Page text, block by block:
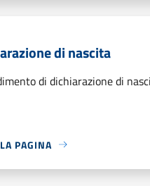
di nascita
di dichiarazione di
PAGINA